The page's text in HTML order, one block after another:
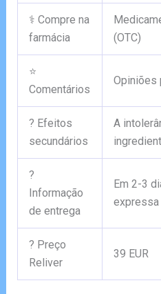
⚕️ Compre na
farmácia
(OTC)
⭐
Comentários
Opiniões
? Efeitos
secundários
A
?
Informação
de entrega
Em 2-3
expressa
? Preço
Reliver
39 EUR